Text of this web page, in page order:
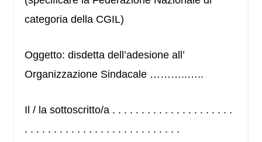
categoria della CGIL)
Oggetto: disdetta dell’adesione all’
Organizzazione Sindacale ………..…..
Il / la sottoscritto/a . . . . . . . . . . . . . . . . . . . . .
. . . . . . . . . . . . . . . . . . . . . . . . . . .